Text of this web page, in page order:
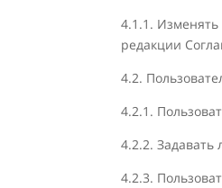
4.1.1.
редакции
4.2.
4.2.1.
4.2.2. Задавать
4.2.3.